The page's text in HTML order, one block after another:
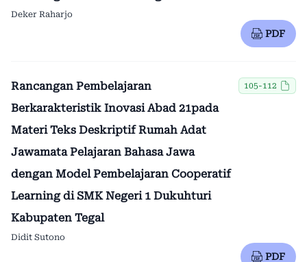
Deker Raharjo
PDF
Rancangan Pembelajaran
Berkarakteristik Inovasi Abad 21pada
Materi Teks Deskriptif Rumah Adat
Jawamata Pelajaran Bahasa Jawa
dengan Model Pembelajaran Cooperatif
Learning di SMK Negeri 1 Dukuhturi
Kabupaten Tegal
105-112
Didit Sutono
PDF